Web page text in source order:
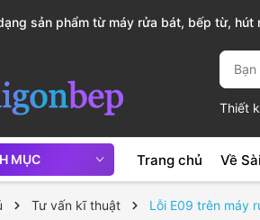
Bếp chuyên thiết bị bếp, gia dụng bếp
Thiết
MỤC Trang chủ Về
Tư vấn kĩ thuật Lỗi E09 trên máy